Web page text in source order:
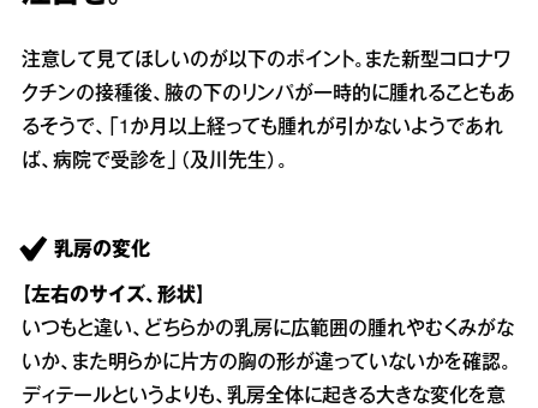
注意して見てほしいのが以下のポイント。また新型コロナワ
クチンの接種後、腋の下のリンパが一時的に腫れることもあ
るそうで、「1か月以上経っても腫れが引かないようであれ
ば、病院で受診を」（及川先生）。
乳房の変化
【左右のサイズ、形状】
いつもと違い、どちらかの乳房に広範囲の腫れやむくみがな
いか、また明らかに片方の胸の形が違っていないかを確認。
ディテールというよりも、乳房全体に起きる大きな変化を意